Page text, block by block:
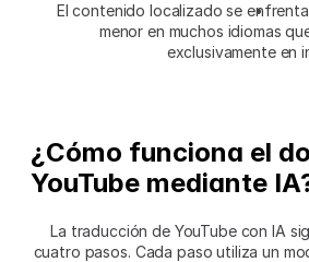
El contenido localizado se
menor en muchos idiomas
exclusivamente en
¿Cómo funciona el
YouTube mediante
La traducción de YouTube con IA
cuatro pasos. Cada paso utiliza un